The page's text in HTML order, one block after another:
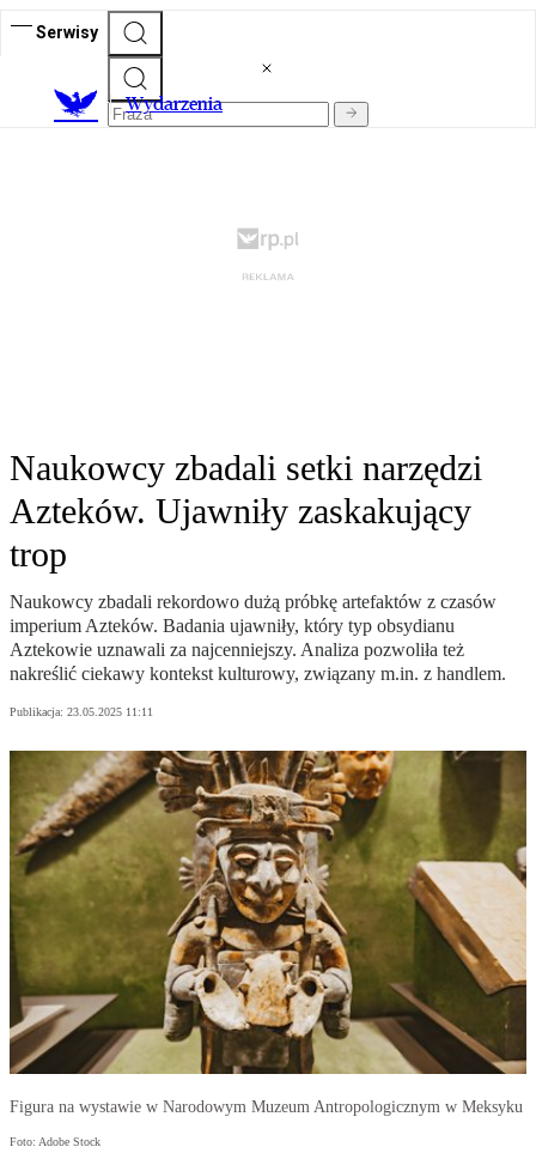
Serwisy
Wydarzenia
Naukowcy zbadali setki narzędzi
Azteków. Ujawniły zaskakujący
trop
Naukowcy zbadali rekordowo dużą próbkę artefaktów z czasów
imperium Azteków. Badania ujawniły, który typ obsydianu
Aztekowie uznawali za najcenniejszy. Analiza pozwoliła też
nakreślić ciekawy kontekst kulturowy, związany m.in. z handlem.
Publikacja: 23.05.2025 11:11
Figura na wystawie w Narodowym Muzeum Antropologicznym w Meksyku
Foto: Adobe Stock